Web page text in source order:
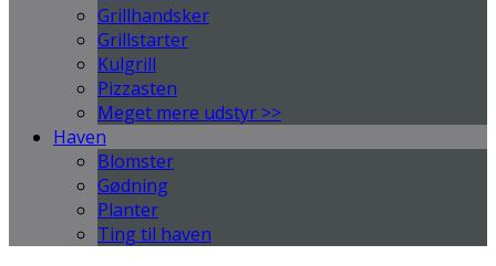
Grillhandsker
Grillstarter
Kulgrill
Pizzasten
Meget mere udstyr >>
Haven
Blomster
Gødning
Planter
Ting til haven